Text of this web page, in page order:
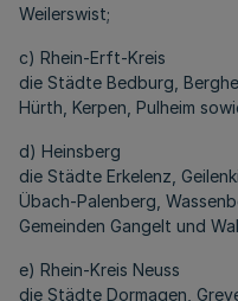
Weilerswist;
c) Rhein-Erft-Kreis
die Städte Bedburg,
Hürth, Kerpen, Pulheim
d) Heinsberg
die Städte Erkelenz,
Übach-Palenberg,
Gemeinden Gangelt und
e) Rhein-Kreis Neuss
die Städte Dormagen,